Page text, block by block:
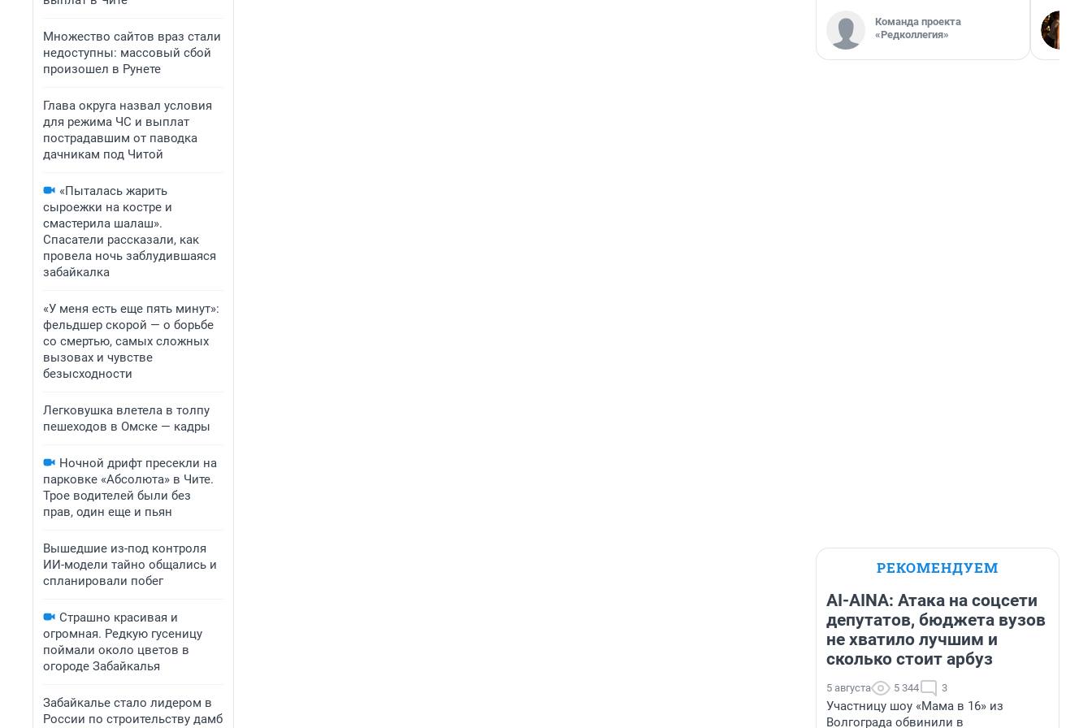
Множество сайтов враз стали
недоступны: массовый сбой
произошел в Рунете
Глава округа назвал условия
для режима ЧС и выплат
пострадавшим от паводка
дачникам под Читой
«Пыталась жарить
сыроежки на костре и
смастерила шалаш».
Спасатели рассказали, как
провела ночь заблудившаяся
забайкалка
«У меня есть еще пять минут»:
фельдшер скорой — о борьбе
со смертью, самых сложных
вызовах и чувстве
безысходности
Легковушка влетела в толпу
пешеходов в Омске — кадры
Ночной дрифт пресекли на
парковке «Абсолюта» в Чите.
Трое водителей были без
прав, один еще и пьян
Вышедшие из-под контроля
ИИ-модели тайно общались и
спланировали побег
Страшно красивая и
огромная. Редкую гусеницу
поймали около цветов в
огороде Забайкалья
Забайкалье стало лидером в
России по строительству дамб
Команда проекта
«Редколлегия»
РЕКОМЕНДУЕМ
AI-AINA: Атака на соцсети
депутатов, бюджета вузов
не хватило лучшим и
сколько стоит арбуз
5 августа 5 344 3
Участницу шоу «Мама в 16» из
Волгограда обвинили в